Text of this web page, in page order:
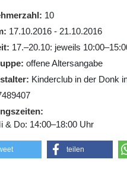
10
17.10.2016 - 21.10.2016
17.–20.10: jeweils
offene Altersangabe
Kinderclub in der Donk
& Do: 14:00–18:00 Uhr
teilen